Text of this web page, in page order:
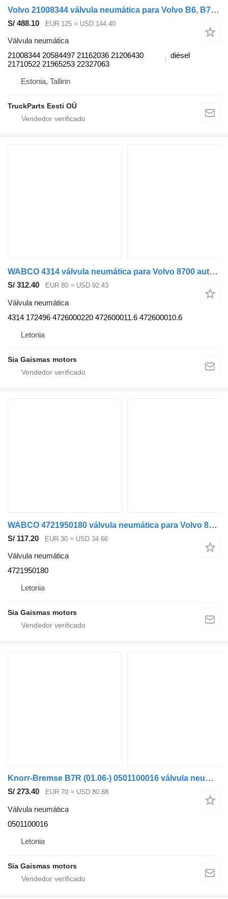
Volvo 21008344 válvula neumática para Volvo B6, B7, B9, B10, B12 bus (1978-2011) autobús
S/ 488.10 EUR 125 ≈ USD 144.40
Válvula neumática
21008344 20584497 21162036 21206430
21710522 21965253 22327063
diésel
Estonia, Tallinn
TruckParts Eesti OÜ
WABCO 4314 válvula neumática para Volvo 8700 autobús
S/ 312.40 EUR 80 ≈ USD 92.43
Válvula neumática
4314 172496 4726000220 472600011.6 472600010.6
Letonia
Sia Gaismas motors
WABCO 4721950180 válvula neumática para Volvo 8700 autobús
S/ 117.20 EUR 30 ≈ USD 34.66
Válvula neumática
4721950180
Letonia
Sia Gaismas motors
Knorr-Bremse B7R (01.06-) 0501100016 válvula neumática para Volvo B7, B8, B9, B12 autobús
S/ 273.40 EUR 70 ≈ USD 80.88
Válvula neumática
0501100016
Letonia
Sia Gaismas motors